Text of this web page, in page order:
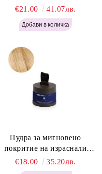
Expert Woman Dark Brown
400 мл
€21.00 41.07лв.
Пудра за мигновено
покритие на израснали
корени Светло Русо - Labor
Pro Instant Retouch Powder -
€18.00 35.20лв.